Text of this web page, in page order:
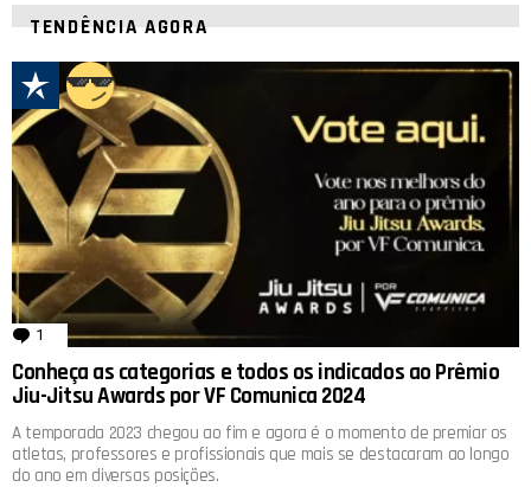
TENDÊNCIA AGORA
1 comentário
Conheça as categorias e todos os indicados ao Prêmio
Jiu-Jitsu Awards por VF Comunica 2024
A temporada 2023 chegou ao fim e agora é o momento de premiar os
atletas, professores e profissionais que mais se destacaram ao longo
do ano em diversas posições.